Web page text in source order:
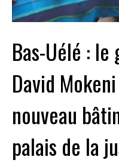
Bas-Uélé :
David
nouveau
palais de la